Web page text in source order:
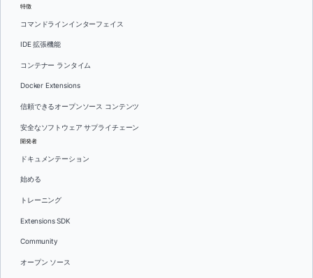
特徴
コマンドラインインターフェイス
IDE 拡張機能
コンテナー ランタイム
Docker Extensions
信頼できるオープンソース コンテンツ
安全なソフトウェア サプライチェーン
開発者
ドキュメンテーション
始める
トレーニング
Extensions SDK
Community
オープン ソース